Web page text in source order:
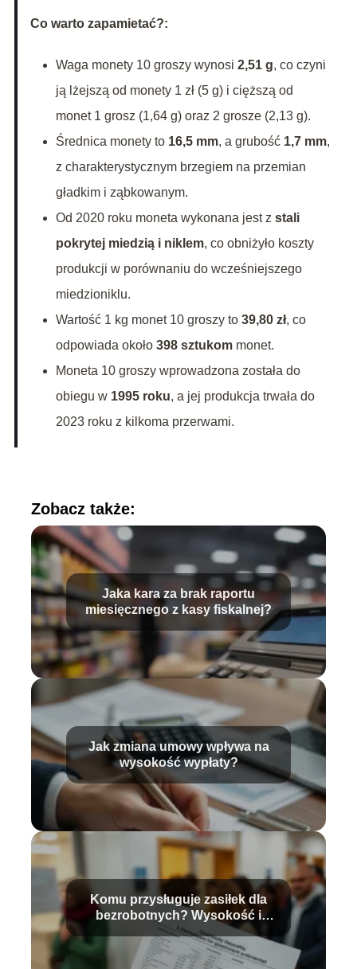
Co warto zapamietać?:
Waga monety 10 groszy wynosi 2,51 g, co czyni
ją lżejszą od monety 1 zł (5 g) i cięższą od
monet 1 grosz (1,64 g) oraz 2 grosze (2,13 g).
Średnica monety to 16,5 mm, a grubość 1,7 mm,
z charakterystycznym brzegiem na przemian
gładkim i ząbkowanym.
Od 2020 roku moneta wykonana jest z stali
pokrytej miedzią i niklem, co obniżyło koszty
produkcji w porównaniu do wcześniejszego
miedzioniklu.
Wartość 1 kg monet 10 groszy to 39,80 zł, co
odpowiada około 398 sztukommonet.
Moneta 10 groszy wprowadzona została do
obiegu w 1995 roku, a jej produkcja trwała do
2023 roku z kilkoma przerwami.
Zobacz także:
Jaka kara za brak raportu
miesięcznego z kasy fiskalnej?
Jak zmiana umowy wpływa na
wysokość wypłaty?
Komu przysługuje zasiłek dla
bezrobotnych? Wysokość i
warunki